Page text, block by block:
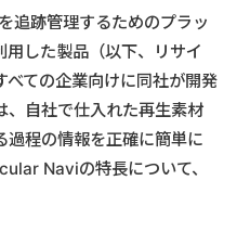
追跡管理するためのプラッ
用した製品（以下、リサイ
ての企業向けに同社が開発
、自社で仕入れた再生素材
過程の情報を正確に簡単に
Naviの特長について、